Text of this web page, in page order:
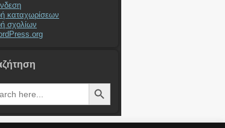
καταχωρίσεων
σχολίων
Search Button